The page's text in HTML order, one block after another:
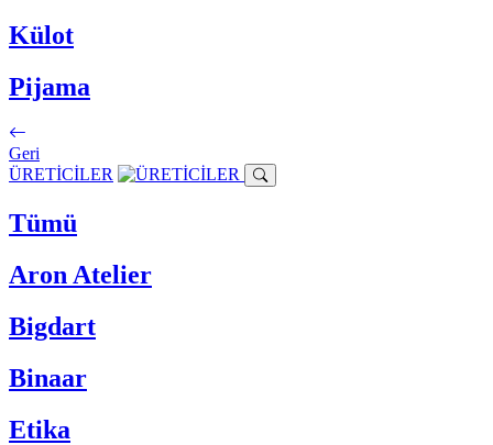
Külot
Pijama
Geri
ÜRETİCİLER
Tümü
Aron Atelier
Bigdart
Binaar
Etika